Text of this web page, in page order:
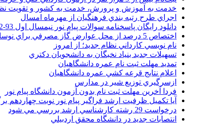
خدمت به آموزش و پرورش، خدمت به کشور و تقويت
اجراي طرح رتبه بندي فرهنگيان از مهرماه امسال
دانلود رایگان پاسخنامه سوالات پیام نور نیمسال اول 93-92
اختصاص 5 درصد از محل عوارض گاز مصرفي براي نوسازي مدارس
نام نويسي کارداني نظام جديد؛ از امروز
تسهيلات جديد بنياد نخبگان به دانشجويان دکتري
تمديد مهلت ثبت نام عمره دانشگاهيان
اعلام نتايج قرعه کشي عمره دانشگاهيان
ازسرگيري توزيع شير در مدارس
فردا آخرین مهلت ثبت نام بدون آزمون دانشگاه پیام نور
آیا تکمیل ظرفیت ارشد فراگیر پیام نور نوبت چهاردهم
درخواست 29 رشته کارشناسي ارشد بررسي مي شود
انتصابات جديد در دانشگاه محقق اردبيلي